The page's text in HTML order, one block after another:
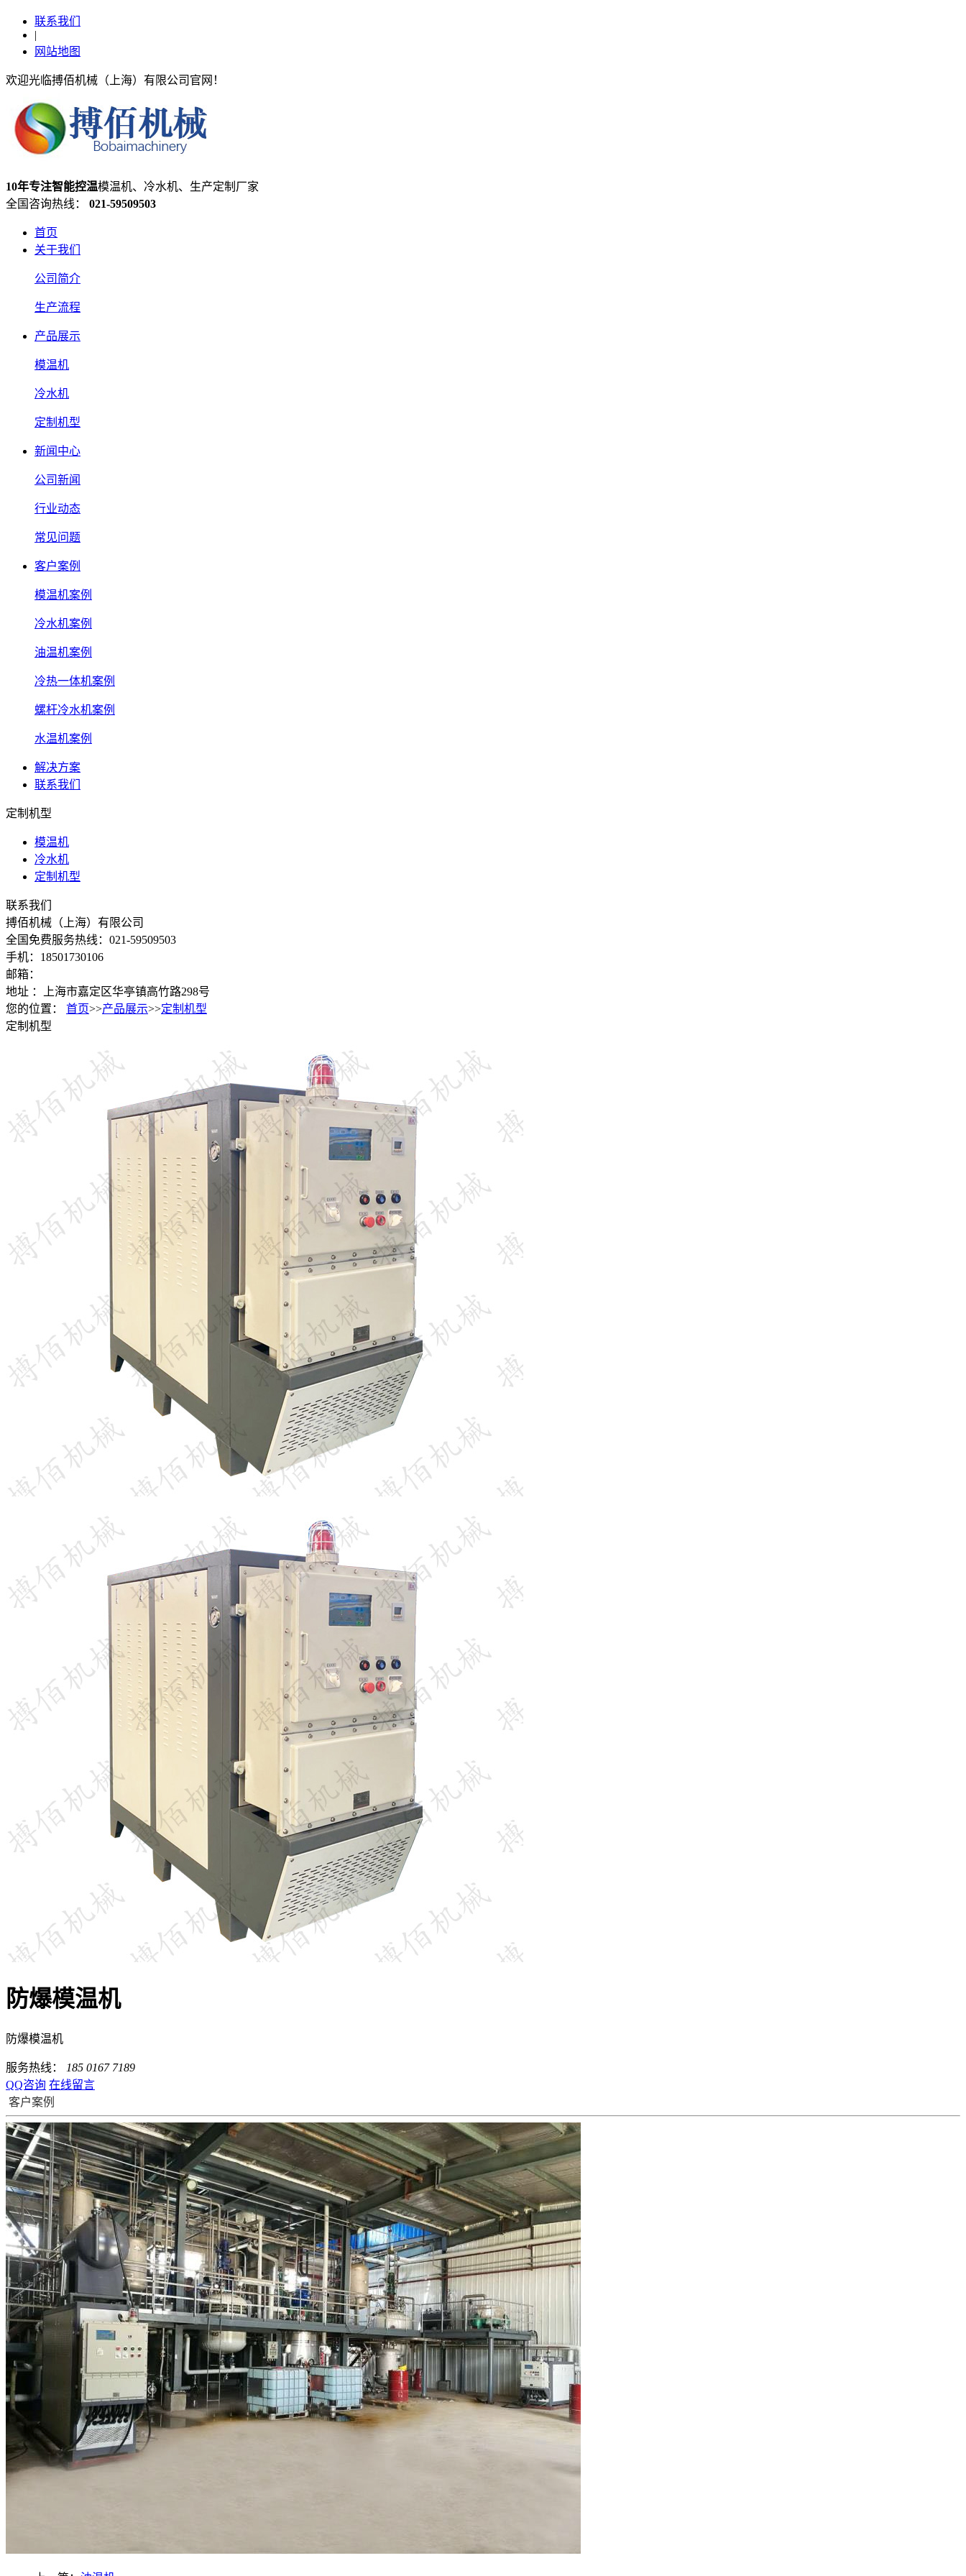
联系我们
|
网站地图
欢迎光临搏佰机械（上海）有限公司官网！
10年专注智能控温模温机、冷水机、生产定制厂家
全国咨询热线： 021-59509503
首页
关于我们
公司简介
生产流程
产品展示
模温机
冷水机
定制机型
新闻中心
公司新闻
行业动态
常见问题
客户案例
模温机案例
冷水机案例
油温机案例
冷热一体机案例
螺杆冷水机案例
水温机案例
解决方案
联系我们
定制机型
模温机
冷水机
定制机型
联系我们
搏佰机械（上海）有限公司
全国免费服务热线：021-59509503
手机：18501730106
邮箱：
地址 ：上海市嘉定区华亭镇高竹路298号
您的位置：
首页>>产品展示>>定制机型
定制机型
防爆模温机
防爆模温机
服务热线：
185 0167 7189
QQ咨询 在线留言
客户案例